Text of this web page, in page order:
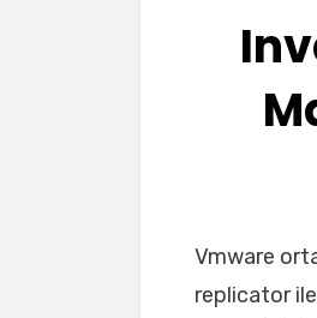
Vmware
replicator ile